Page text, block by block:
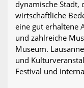
dynamische
wirtschaftliche
eine gut erhaltene
und zahlreiche
Museum.
und
Festival und